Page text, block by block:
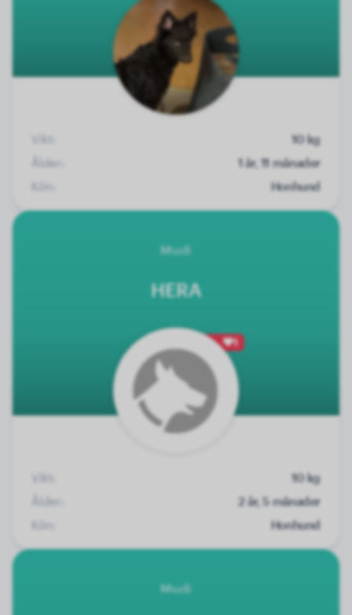
Vikt:
10 kg
Ålder:
1 år, 11 månader
Kön:
Honhund
Mudi
HERA
1
Vikt:
10 kg
Ålder:
2 år, 5 månader
Kön:
Honhund
Mudi